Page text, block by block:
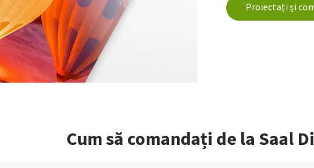
Proiectați și
Cum să comandați de la Saal